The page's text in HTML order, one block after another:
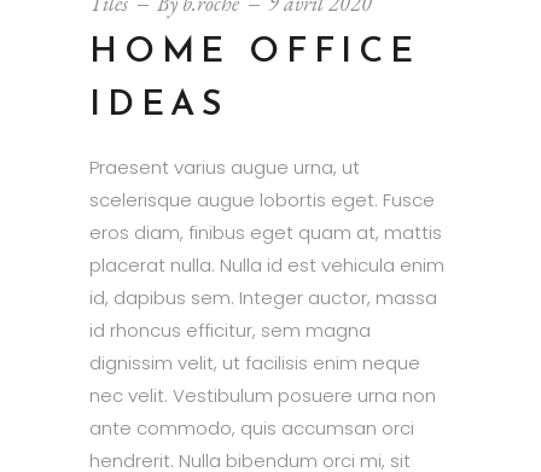
HOME OFFICE
IDEAS
Praesent varius augue urna, ut
scelerisque augue lobortis eget. Fusce
eros diam, finibus eget quam at, mattis
placerat nulla. Nulla id est vehicula enim
id, dapibus sem. Integer auctor, massa
id rhoncus efficitur, sem magna
dignissim velit, ut facilisis enim neque
nec velit. Vestibulum posuere urna non
ante commodo, quis accumsan orci
hendrerit. Nulla bibendum orci mi, sit